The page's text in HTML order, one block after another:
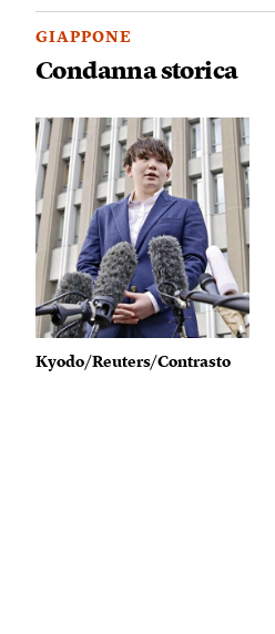
GIAPPONE
Condanna storica
Kyodo/Reuters/Contrasto